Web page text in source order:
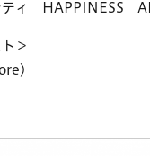
ティ HAPPINESS
＞